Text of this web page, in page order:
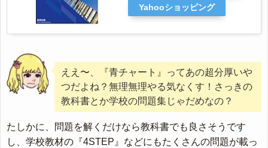
Yahooショッピング
ええ〜、『青チャート』ってあの超分厚いや
つだよね？無理無理やる気なくす！さっきの
教科書とか学校の問題集じゃだめなの？
たしかに、問題を解くだけなら教科書でも良さそうです
し、学校教材の『4STEP』などにもたくさんの問題が載っ